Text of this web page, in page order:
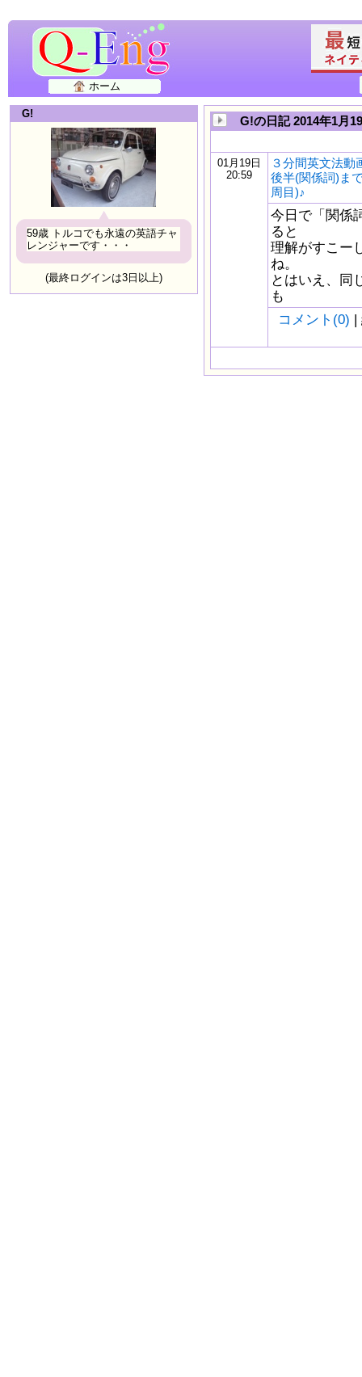
ホーム
G!
59歳 トルコでも永遠の英語チャ
レンジャーです・・・
(最終ログインは3日以上)
G!の日記 2014年1月
01月19日
20:59
３分間英文法動
後半(関係詞)ま
周目)♪
今日で「関係
ると
理解がすこー
ね。
とはいえ、同
も
コメント(0) |